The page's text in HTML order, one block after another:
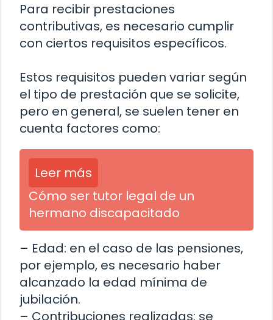
Para recibir prestaciones
contributivas, es necesario cumplir
con ciertos requisitos específicos.
Estos requisitos pueden variar según
el tipo de prestación que se solicite,
pero en general, se suelen tener en
cuenta factores como:
Leer más
Cómo ser tutor legal de un
hermano discapacitado
– Edad: en el caso de las pensiones,
por ejemplo, es necesario haber
alcanzado la edad mínima de
jubilación.
– Contribuciones realizadas: se